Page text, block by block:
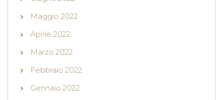
Maggio 2022
Aprile 2022
Marzo 2022
Febbraio 2022
Gennaio 2022